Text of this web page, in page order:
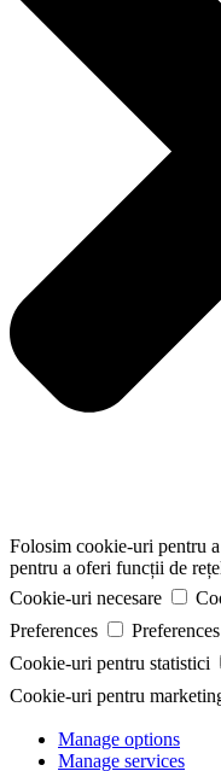
Folosim cookie-uri pentru
pentru a oferi funcții de
Cookie-uri necesare
Preferences
Preferences
Cookie-uri pentru statistici
Cookie-uri pentru
Manage options
Manage services